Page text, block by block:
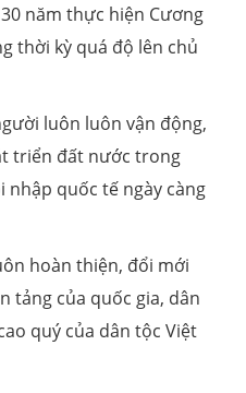
năm thực hiện Cương
thời kỳ quá độ lên chủ
luôn luôn vận động,
triển đất nước trong
nhập quốc tế ngày càng
hoàn thiện, đổi mới
tảng của quốc gia, dân
quý của dân tộc Việt